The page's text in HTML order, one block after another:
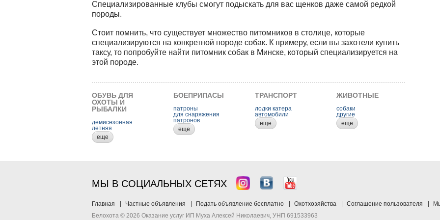
Специализированные клубы смогут подыскать для вас щенков даже самой редкой
породы.
Стоит помнить, что существует множество питомников в столице, которые
специализируются на конкретной породе собак. К примеру, если вы захотели купить
таксу, то попробуйте найти питомник собак в Минске, который специализируется на
этой породе.
ОБУВЬ ДЛЯ
ОХОТЫ И
РЫБАЛКИ
демисезонная
летняя
еще
БОЕПРИПАСЫ
патроны
для снаряжения
патронов
еще
ТРАНСПОРТ
лодки катера
автомобили
еще
ЖИВОТНЫЕ
собаки
другие
еще
МЫ В СОЦИАЛЬНЫХ СЕТЯХ
Главная Частные объявления Подать объявление бесплатно Охотхозяйства Соглашение пользователя
Белохота © 2026 Оказание услуг ИП Муха Алексей Николаевич, УНП 691533963